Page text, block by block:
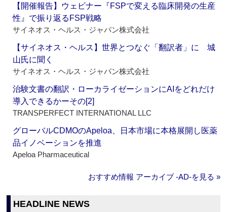
【開催報告】ウェビナー『FSPで変える臨床開発の生産
性』で振り返るFSP戦略
サイネオス・ヘルス・ジャパン株式会社
【サイネオス・ヘルス】世界とつなぐ「翻訳者」に 城
山氏に聞く
サイネオス・ヘルス・ジャパン株式会社
治験文書の翻訳・ローカライゼーションにAIをどれだけ
導入できるかーその[2]
TRANSPERFECT INTERNATIONAL LLC
グローバルCDMOのApeloa、日本市場に本格展開し医薬
品イノベーションを推進
Apeloa Pharmaceutical
おすすめ情報 アーカイブ ‐AD‐を見る »
HEADLINE NEWS